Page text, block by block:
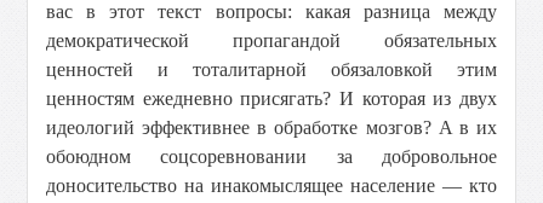
вас в этот текст вопросы: какая разница между
демократической пропагандой обязательных
ценностей и тоталитарной обязаловкой этим
ценностям ежедневно присягать? И которая из двух
идеологий эффективнее в обработке мозгов? A в их
обоюдном соцсоревновании за добровольное
доносительство на инакомыслящee населениe — кто